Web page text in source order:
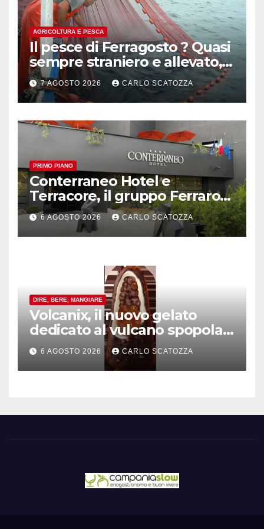
AGRICOLTURA E PESCA
Il pesce di Ferragosto ? Quasi
sempre straniero e allevato,
in sofferenza
7 AGOSTO 2026 CARLO SCATOZZA
PRIMO PIANO
Conterraneo Hotel e
Terracore, il gruppo Ferraro
amplia l’ ospitalità e il gusto
alle porte di Caserta
6 AGOSTO 2026 CARLO SCATOZZA
DIRE, BERE, MANGIARE
Volcanix, il nuovo gelato
dedicato al vulcano spopola,
è nato a Caivano
6 AGOSTO 2026 CARLO SCATOZZA